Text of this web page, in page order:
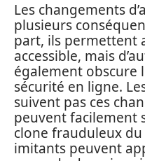
Les changements
plusieurs
part, ils permettent
accessible, mais
également obscure
sécurité en ligne.
suivent pas ces
peuvent facilement
clone frauduleux
imitants peuvent